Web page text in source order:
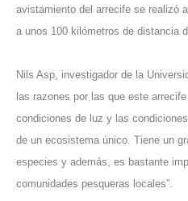
avistamiento del arrecife se realizó
a unos 100 kilómetros de distancia
Nils Asp, investigador de la
las razones por las que este
condiciones de luz y las
de un ecosistema único. Tiene un
especies y además, es bastante
comunidades pesqueras locales”.